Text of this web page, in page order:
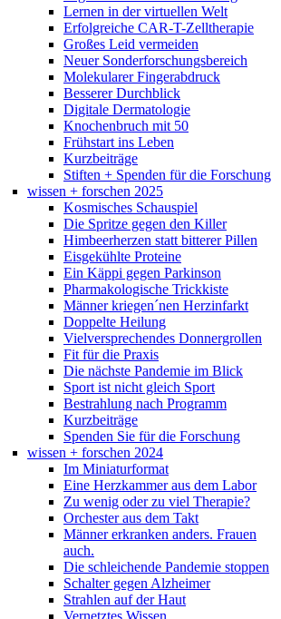
Lernen in der virtuellen Welt
Erfolgreiche CAR-T-Zelltherapie
Großes Leid vermeiden
Neuer Sonderforschungsbereich
Molekularer Fingerabdruck
Besserer Durchblick
Digitale Dermatologie
Knochenbruch mit 50
Frühstart ins Leben
Kurzbeiträge
Stiften + Spenden für die Forschung
wissen + forschen 2025
Kosmisches Schauspiel
Die Spritze gegen den Killer
Himbeerherzen statt bitterer Pillen
Eisgekühlte Proteine
Ein Käppi gegen Parkinson
Pharmakologische Trickkiste
Männer kriegen´nen Herzinfarkt
Doppelte Heilung
Vielversprechendes Donnergrollen
Fit für die Praxis
Die nächste Pandemie im Blick
Sport ist nicht gleich Sport
Bestrahlung nach Programm
Kurzbeiträge
Spenden Sie für die Forschung
wissen + forschen 2024
Im Miniaturformat
Eine Herzkammer aus dem Labor
Zu wenig oder zu viel Therapie?
Orchester aus dem Takt
Männer erkranken anders. Frauen
auch.
Die schleichende Pandemie stoppen
Schalter gegen Alzheimer
Strahlen auf der Haut
Vernetztes Wissen